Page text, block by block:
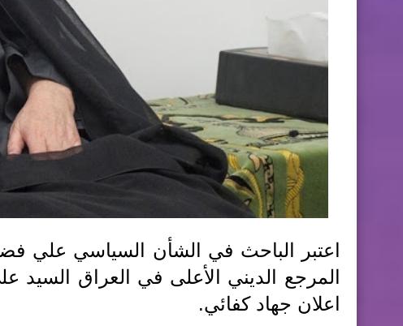
المرجع الديني الأعلى في العراق السيد
اعلان جهاد كفائي.